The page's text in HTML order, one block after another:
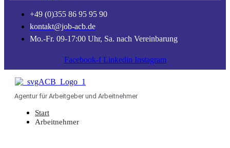
+49 (0)355 86 95 95 90
kontakt@job-acb.de
Mo.-Fr. 09-17:00 Uhr, Sa. nach Vereinbarung
Facebook-f Linkedin Instagram
Agentur für Arbeitgeber und Arbeitnehmer
Start
Arbeitnehmer